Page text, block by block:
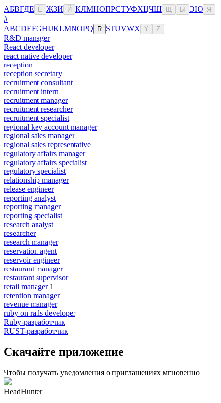
АБВГДЕ Ё ЖЗИ Й КЛМНОПРСТУФХЦЧШ Ы ЭЮ Я
#
ABCDEFGHIJKLMNOPQ R STUVWX Y Z
R&D manager
React developer
react native developer
reception
reception secretary
recruitment consultant
recruitment intern
recruitment manager
recruitment researcher
recruitment specialist
regional key account manager
regional sales manager
regional sales representative
regulatory affairs manager
regulatory affairs specialist
regulatory specialist
relationship manager
release engineer
reporting analyst
reporting manager
reporting specialist
research analyst
researcher
research manager
reservation agent
reservoir engineer
restaurant manager
restaurant supervisor
retail manager 1
retention manager
revenue manager
ruby on rails developer
Ruby-разработчик
RUST-разработчик
Скачайте приложение
Чтобы получать уведомления о приглашениях мгновенно
HeadHunter